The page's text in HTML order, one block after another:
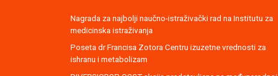
Nagrada za najbolji naučno-istraživački rad na Institutu za
medicinska istraživanja
Poseta dr Francisa Zotora Centru izuzetne vrednosti za
ishranu i metabolizam